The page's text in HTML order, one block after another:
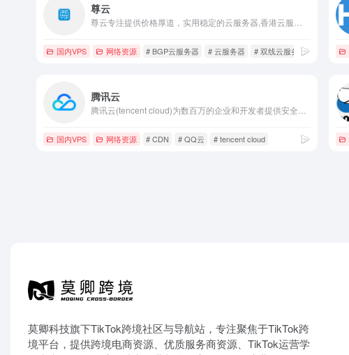
尊云
国内VPS 网络资源 # BGP云服务器 # 云服务器 # 双线云服务器
腾讯云
国内VPS 网络资源 # CDN # QQ云 # tencent cloud
莫卿科技旗下TikTok跨境社区与导航站，专注聚焦于TikTok跨
境平台，提供跨境电商资源、优质服务商资源、TikTok运营学